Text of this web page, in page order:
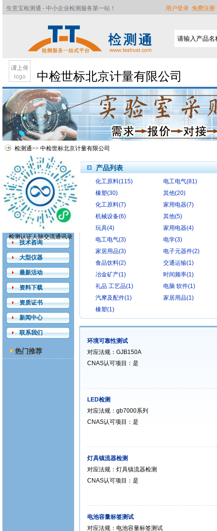
用户登录 免费注册
生意宝检测通 - 中小企业检测服务第一站！
中检世标北京计量有限公司
检测通>> 中检世标北京计量有限公司
首页
公司简介
服务介绍
检测认证
技术咨询
大型仪器
最新活动
资料下载
资质证书
新闻中心
联系我们
热门推荐
检测认证人脉交流通讯录
产品列表
化工原料(115)
电工电气(81)
橡塑(30)
其他(20)
化工原料(7)
家用电器(7)
机械设备(6)
其他(5)
玩具(4)
家用电器(4)
电工电气(3)
电学(3)
家居用品(3)
电子元器件(2)
食品饮料(2)
交通运输(1)
冶金矿产(1)
时间频率(1)
礼品 工艺品(1)
电脑 软件(1)
汽摩及配件(1)
家居用品(1)
橡塑(1)
环境可靠性测试
对应法规：GJB150A
CNAS认可项目：是
LED检测
对应法规：gb7000系列
CNAS认可项目：是
灯具镇流器检测
对应法规：灯具镇流器检测
CNAS认可项目：是
电池容量标签测试
对应法规：电池容量标签测试